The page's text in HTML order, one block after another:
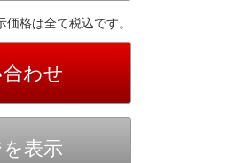
格は全て税込です。